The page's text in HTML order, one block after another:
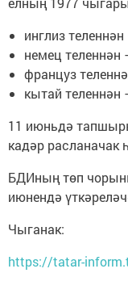
инглиз
немец теленнән
француз
кытай теленнән
11 июньдә
кадәр расланачак
БДИның төп
июнендә
Чыганак:
https://tatar-